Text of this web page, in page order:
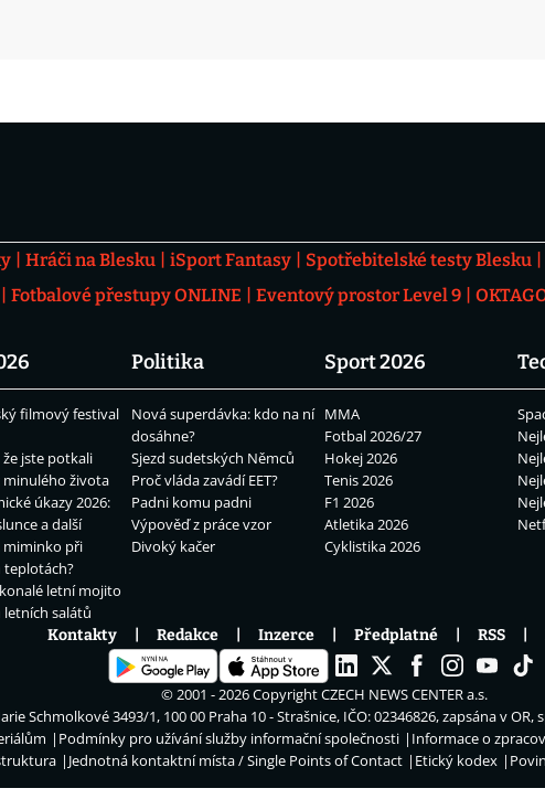
Hráči na Blesku iSport Fantasy Spotřebitelské testy Blesku
Fotbalové přestupy ONLINE Eventový prostor Level 9
filmový festival
jste potkali
minulého života
úkazy 2026:
a další
miminko při
teplotách?
letní mojito
letních salátů
Politika
Nová superdávka: kdo na ní
dosáhne?
Sjezd sudetských Němců
Proč vláda zavádí EET?
Padni komu padni
Výpověď z práce vzor
Divoký kačer
Sport 2026
MMA
Fotbal 2026/27
Hokej 2026
Tenis 2026
F1 2026
Atletika 2026
Cyklistika 2026
Kontakty Redakce Inzerce Předplatné RSS
© 2001 - 2026 CopyrightCZECH NEWS CENTER a.s.
Schmolkové 3493/1, 100 00 Praha 10 - Strašnice, IČO: 02346826, zapsána v OR,
Podmínky pro užívání služby informační společnosti Informace o
Jednotná kontaktní místa / Single Points of Contact Etický kodex